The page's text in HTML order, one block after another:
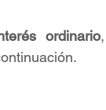
ordinario